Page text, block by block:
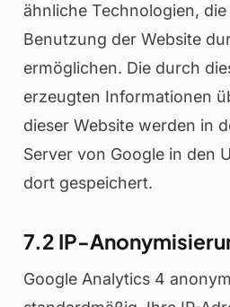
ähnliche Technologien,
Benutzung der Website
ermöglichen. Die durch
erzeugten Informationen
dieser Website werden in
Server von Google in den
dort gespeichert.
7.2 IP-
Google Analytics 4